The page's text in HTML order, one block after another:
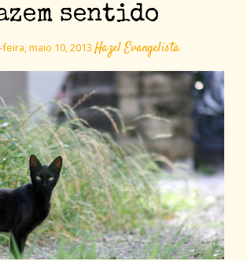
sentido
maio 10, 2013 Hazel Evangelista